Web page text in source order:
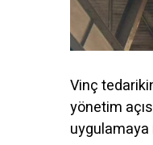
Vinç
yönetim
uygulamaya